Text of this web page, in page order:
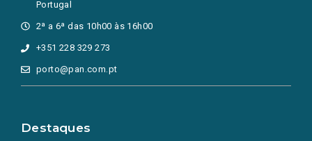
Portugal
2ª a 6ª das 10h00 às 16h00
+351 228 329 273
porto@pan.com.pt
Destaques